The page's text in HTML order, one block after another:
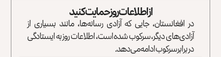
از اطلاعات روز حمایت کنید
در افغانستان، جایی که آزادی رسانه‌ها، مانند بسیاری از
آزادی‌های دیگر، سرکوب شده است، اطلاعات روز به ایستادگی
در برابر سرکوب ادامه می‌دهد.